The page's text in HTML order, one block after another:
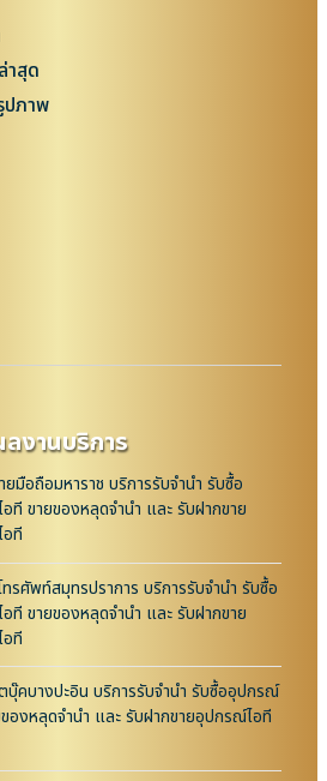
าสุด
ปภาพ
งานบริการ
ยมือถือมหาราช บริการรับจำนำ รับซื้อ
ที ขายของหลุดจำนำ และ รับฝากขาย
ที
ทรศัพท์สมุทรปราการ บริการรับจำนำ รับซื้อ
ที ขายของหลุดจำนำ และ รับฝากขาย
ที
บุ๊คบางปะอิน บริการรับจำนำ รับซื้ออุปกรณ์
องหลุดจำนำ และ รับฝากขายอุปกรณ์ไอที